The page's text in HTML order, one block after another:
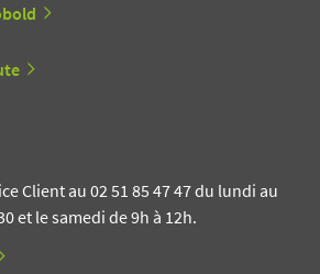
Client au 02 51 85 47 47 du lundi au
et le samedi de 9h à 12h.